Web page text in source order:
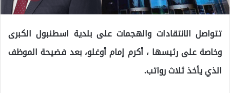
تتواصل الانتقادات والهجمات على بلدية اسطنبول الكبرى
وخاصة على رئيسها ، أكرم إمام أوغلو، بعد فضيحة الموظف
الذي يأخذ ثلاث رواتب.